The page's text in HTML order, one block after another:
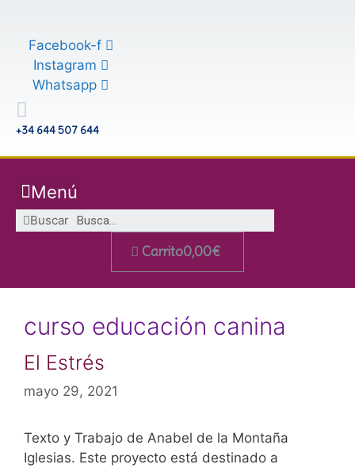
contenidoFacebook-f
Instagram
Whatsapp
+34 644 507 644
Menú
Buscar
0,00€
Carrito
curso educación canina
El Estrés
mayo 29, 2021
Texto y Trabajo de Anabel de la Montaña
Iglesias. Este proyecto está destinado a